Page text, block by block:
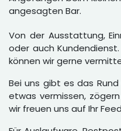
angesagten Bar.
Von der Ausstattung,
oder auch
können wir gerne
Bei uns gibt es das
etwas vermissen,
wir freuen uns auf Ihr